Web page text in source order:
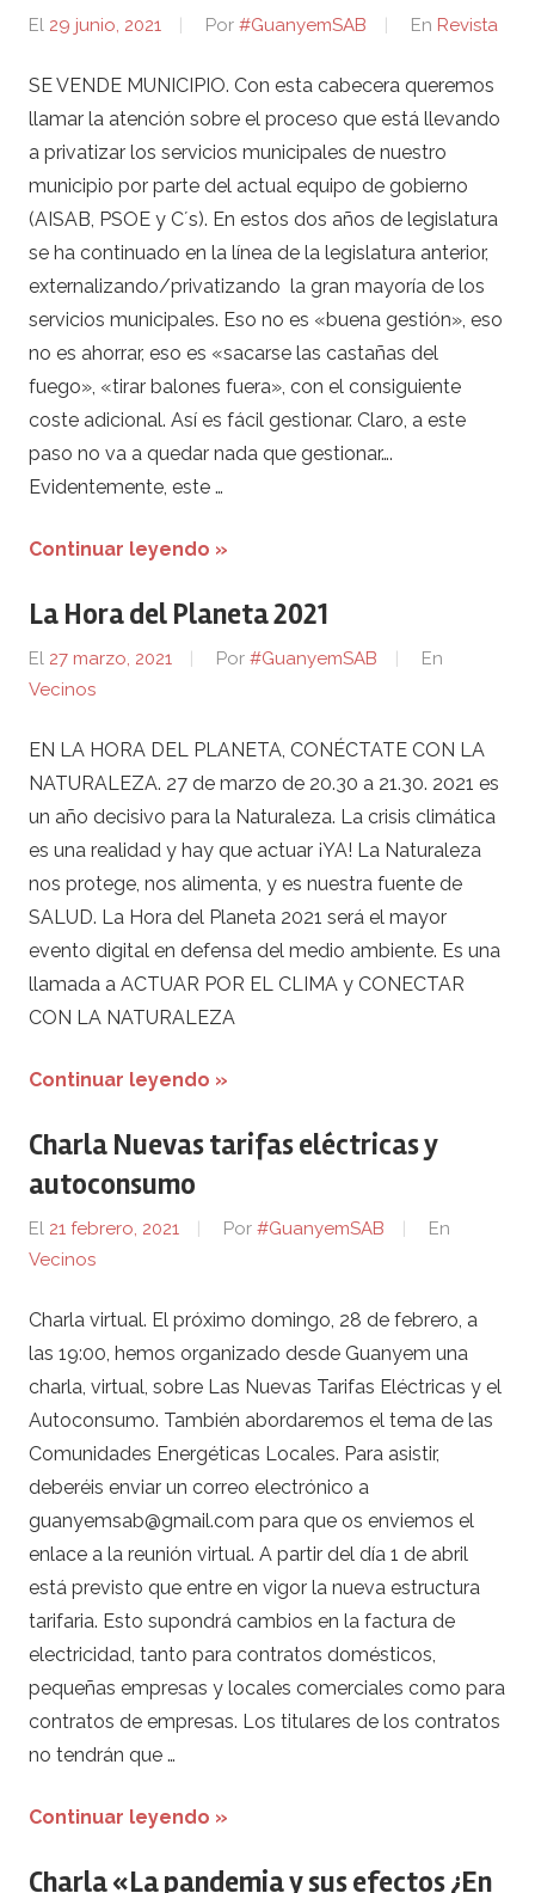
El 29 junio, 2021 Por #GuanyemSAB En Revista
SE VENDE MUNICIPIO. Con esta cabecera queremos
llamar la atención sobre el proceso que está llevando
a privatizar los servicios municipales de nuestro
municipio por parte del actual equipo de gobierno
(AISAB, PSOE y C´s). En estos dos años de legislatura
se ha continuado en la línea de la legislatura anterior,
externalizando/privatizando la gran mayoría de los
servicios municipales. Eso no es «buena gestión», eso
no es ahorrar, eso es «sacarse las castañas del
fuego», «tirar balones fuera», con el consiguiente
coste adicional. Así es fácil gestionar. Claro, a este
paso no va a quedar nada que gestionar….
Evidentemente, este …
Continuar leyendo »
La Hora del Planeta 2021
El 27 marzo, 2021 Por #GuanyemSAB
En
Vecinos
EN LA HORA DEL PLANETA, CONÉCTATE CON LA
NATURALEZA. 27 de marzo de 20.30 a 21.30. 2021 es
un año decisivo para la Naturaleza. La crisis climática
es una realidad y hay que actuar ¡YA! La Naturaleza
nos protege, nos alimenta, y es nuestra fuente de
SALUD. La Hora del Planeta 2021 será el mayor
evento digital en defensa del medio ambiente. Es una
llamada a ACTUAR POR EL CLIMA y CONECTAR
CON LA NATURALEZA
Continuar leyendo »
Charla Nuevas tarifas eléctricas y
autoconsumo
El 21 febrero, 2021 Por #GuanyemSAB
En
Vecinos
Charla virtual. El próximo domingo, 28 de febrero, a
las 19:00, hemos organizado desde Guanyem una
charla, virtual, sobre Las Nuevas Tarifas Eléctricas y el
Autoconsumo. También abordaremos el tema de las
Comunidades Energéticas Locales. Para asistir,
deberéis enviar un correo electrónico a
guanyemsab@gmail.com para que os enviemos el
enlace a la reunión virtual. A partir del día 1 de abril
está previsto que entre en vigor la nueva estructura
tarifaria. Esto supondrá cambios en la factura de
electricidad, tanto para contratos domésticos,
pequeñas empresas y locales comerciales como para
contratos de empresas. Los titulares de los contratos
no tendrán que …
Continuar leyendo »
Charla «La pandemia y sus efectos ¿En